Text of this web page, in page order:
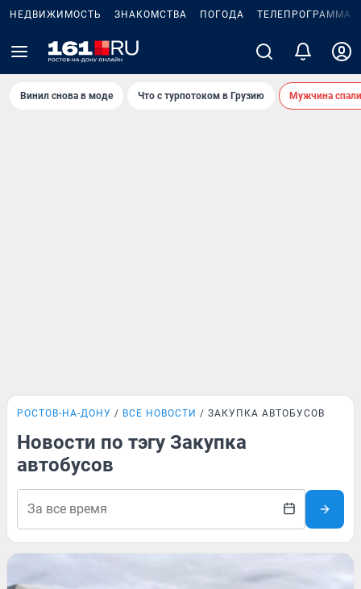
НЕДВИЖИМОСТЬ ЗНАКОМСТВА ПОГОДА ТЕЛЕПРОГРАММА
Винил снова в моде Что с турпотоком в Грузию Мужчина
РОСТОВ-НА-ДОНУ ВСЕ НОВОСТИ ЗАКУПКА АВТОБУСОВ
Новости по тэгу Закупка
автобусов